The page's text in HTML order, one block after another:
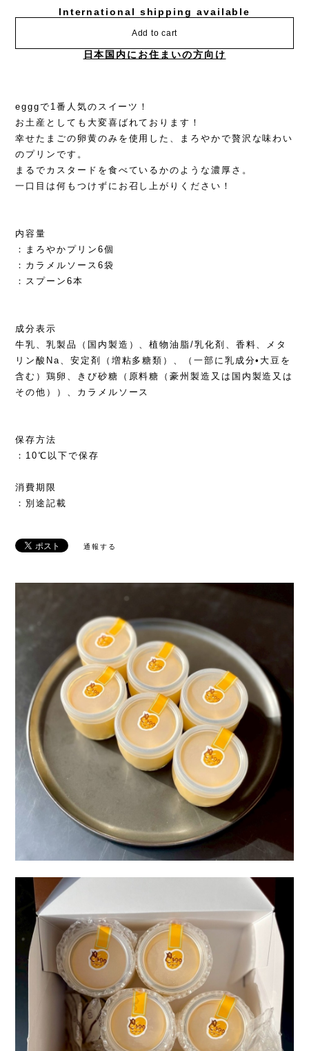
International shipping available
Add to cart
日本国内にお住まいの方向け
egggで1番人気のスイーツ！
お土産としても大変喜ばれております！
幸せたまごの卵黄のみを使用した、まろやかで贅沢な味わい
のプリンです。
まるでカスタードを食べているかのような濃厚さ。
一口目は何もつけずにお召し上がりください！
内容量
：まろやかプリン6個
：カラメルソース6袋
：スプーン6本
成分表示
牛乳、乳製品（国内製造）、植物油脂/乳化剤、香料、メタ
リン酸Na、安定剤（増粘多糖類）、（一部に乳成分•大豆を
含む）鶏卵、きび砂糖（原料糖（豪州製造又は国内製造又は
その他））、カラメルソース
保存方法
：10℃以下で保存
消費期限
：別途記載
通報する